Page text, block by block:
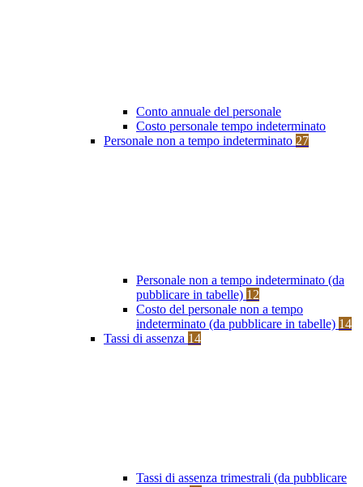
Conto annuale del personale
Costo personale tempo indeterminato
Personale non a tempo indeterminato 27
Personale non a tempo indeterminato (da
pubblicare in tabelle) 12
Costo del personale non a tempo
indeterminato (da pubblicare in tabelle) 14
Tassi di assenza 14
Tassi di assenza trimestrali (da pubblicare